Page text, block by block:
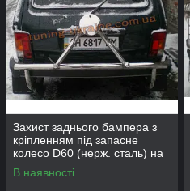
Захист заднього бампера з
кріпленням під запасне
колесо D60 (нерж. сталь) на
Lada Niva 2121-21214
В наявності